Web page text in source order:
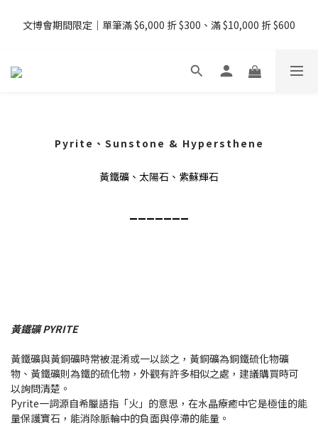
免運
文博會期間限定｜單筆滿 $6,000 折 $300、滿 $10,000 折 $600
08/07 - 09  台灣下單即免運 ・港澳滿 USD99、新加坡滿 USD199
Pyrite、Sunstone & Hypersthene
黃鐵礦、太陽石、紫蘇輝石
黃鐵礦 PYRITE
黃鐵礦與黃銅礦時常被混淆或一以談之，黃銅礦為銅鐵硫化物礦
物、黃鐵礦則為鐵的硫化物，外觀有許多相似之處，建議購買時可
以詢問清楚。
Pyrite一詞源自希臘語指「火」的意思，在水晶療癒中它是極佳的能
量保護寶石，能消除脈輪中的負面與停滯的能量。